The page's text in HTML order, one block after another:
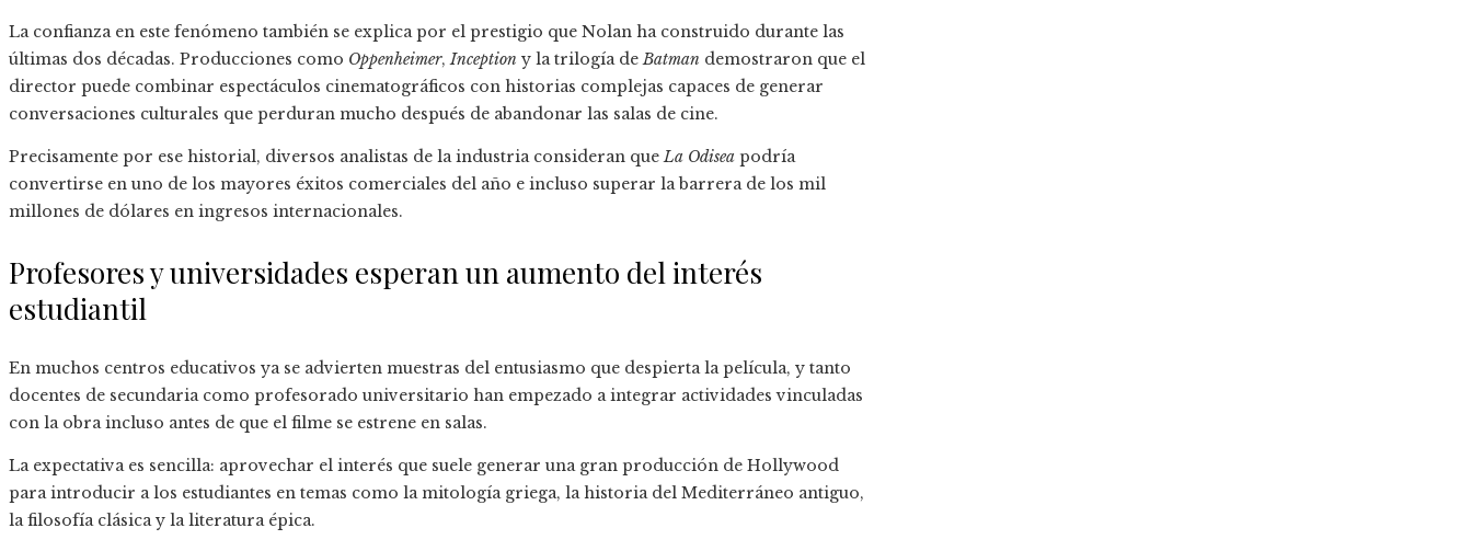
La confianza en este fenómeno también se explica por el prestigio que Nolan ha construido durante las
últimas dos décadas. Producciones como Oppenheimer,Inception y la trilogía deBatman demostraron que el
director puede combinar espectáculos cinematográficos con historias complejas capaces de generar
conversaciones culturales que perduran mucho después de abandonar las salas de cine.
Precisamente por ese historial, diversos analistas de la industria consideran queLa Odisea podría
convertirse en uno de los mayores éxitos comerciales del año e incluso superar la barrera de los mil
millones de dólares en ingresos internacionales.
Profesores y universidades esperan un aumento del interés
estudiantil
En muchos centros educativos ya se advierten muestras del entusiasmo que despierta la película, y tanto
docentes de secundaria como profesorado universitario han empezado a integrar actividades vinculadas
con la obra incluso antes de que el filme se estrene en salas.
La expectativa es sencilla: aprovechar el interés que suele generar una gran producción de Hollywood
para introducir a los estudiantes en temas como la mitología griega, la historia del Mediterráneo antiguo,
la filosofía clásica y la literatura épica.